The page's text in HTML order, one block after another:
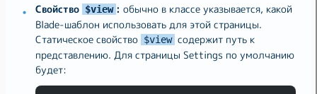
Свойство $view : обычно в классе указывается, какой
Blade-шаблон использовать для этой страницы.
Статическое свойство $view содержит путь к
представлению. Для страницы Settings по умолчанию
будет: